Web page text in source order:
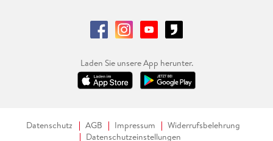
Laden Sie unsere App herunter.
Datenschutz AGB Impressum
Widerrufsbelehrung
Datenschutzeinstellungen